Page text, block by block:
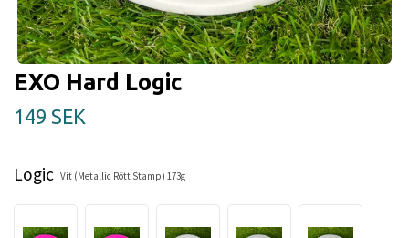
EXO Hard Logic
149 SEK
Logic Vit (Metallic Rött Stamp) 173g